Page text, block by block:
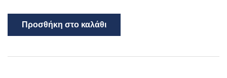
Προσθήκη στο καλάθι